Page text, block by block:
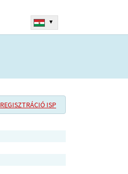
▾
REGISZTRÁCIÓ ISP